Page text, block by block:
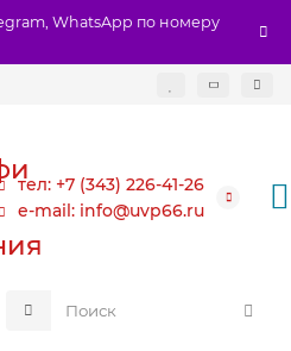
WhatsApp по номеру
тел: +7 (343) 226-41-26
e-mail: info@uvp66.ru